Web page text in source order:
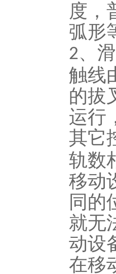
度，
弧形
2、
触线
的拔
运行
其它
轨数
移动
同的
就无
动设
在移